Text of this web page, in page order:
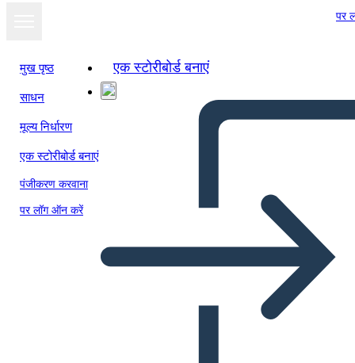
पर
मुख पृष्ठ
साधन
मूल्य निर्धारण
एक स्टोरीबोर्ड बनाएं
पंजीकरण करवाना
पर लॉग ऑन करें
एक स्टोरीबोर्ड बनाएं